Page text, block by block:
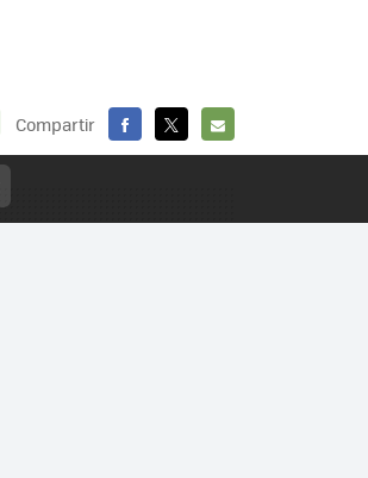
Compartir
FACEBOOK
X
E-